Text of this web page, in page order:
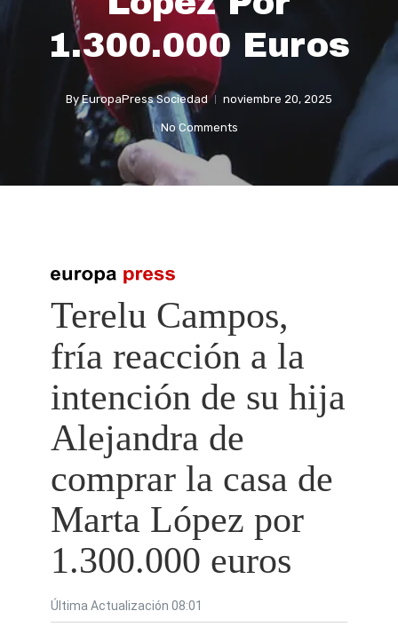
1.300.000 Euros
By EuropaPress Sociedad noviembre 20, 2025
No Comments